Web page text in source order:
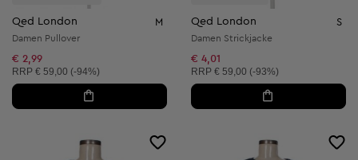
Qed London M
Damen Pullover
€ 2,99
Unverbindliche Preisempfehlung:
RRP € 59,00 (-94%)
Qed London S
Damen Strickjacke
€ 4,01
Unverbindliche Preisempfehlung:
RRP € 59,00 (-93%)